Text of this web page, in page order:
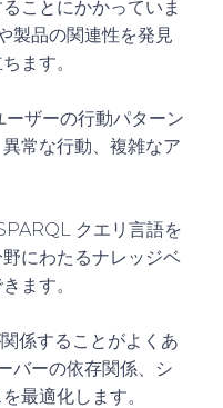
ことにかかっていま
製品の関連性を発見
ます。
ザーの行動パターン
常な行動、複雑なア
クエリ言語を
にわたるナレッジベ
ます。
係することがよくあ
バーの依存関係、シ
最適化します。